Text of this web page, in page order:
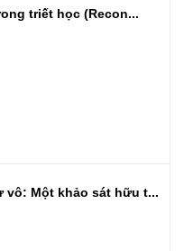
triết học (Recon...
vô: Một khảo sát hữu t...